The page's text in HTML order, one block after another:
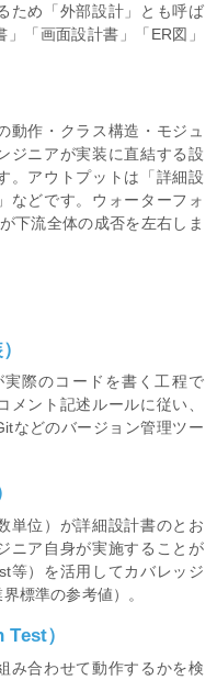
ため「外部設計」とも呼ば
「画面設計書」「ER図」
動作・クラス構造・モジュ
ジニアが実装に直結する設
。アウトプットは「詳細設
などです。ウォーターフォ
下流全体の成否を左右しま
際のコードを書く工程で
ント記述ルールに従い、
などのバージョン管理ツー
単位）が詳細設計書のとお
ニア自身が実施することが
等）を活用してカバレッジ
標準の参考値）。
）
み合わせて動作するかを検